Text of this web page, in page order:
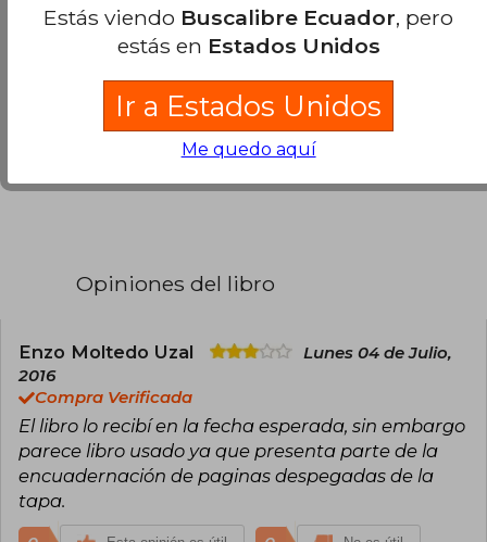
Teorías contra la inmaculada concepción y refutación
de Escoto4. Las consecuencias de la tesis de
EscotoCAPÍTULO V: La moral1. La ley natural y la
voluntad divina2. Moralidad de los actos humanos3. La
libertad: voluntad y racionalidad4. La ley natural y el
orden social5. Conclusión
Opiniones del libro
Enzo Moltedo Uzal
Lunes 04 de Julio,
2016
Compra Verificada
El libro lo recibí en la fecha esperada, sin embargo
parece libro usado ya que presenta parte de la
encuadernación de paginas despegadas de la
tapa.
Estás viendo Buscalibre Ecuador, pero
estás en Estados Unidos
Ir a Estados Unidos
Me quedo aquí